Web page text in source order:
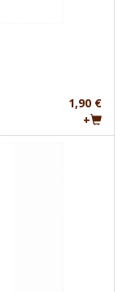
1,90 €
+